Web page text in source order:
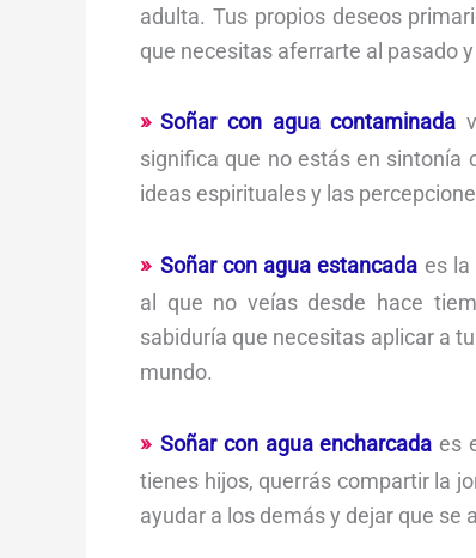
adulta. Tus propios deseos
que necesitas aferrarte al pasado
Soñar con agua contaminada
significa que no estás en sintonía
ideas espirituales y las
Soñar con agua estancada es
al que no veías desde hace
sabiduría que necesitas aplicar a
mundo.
Soñar con agua encharcada es
tienes hijos, querrás compartir la
ayudar a los demás y dejar que se